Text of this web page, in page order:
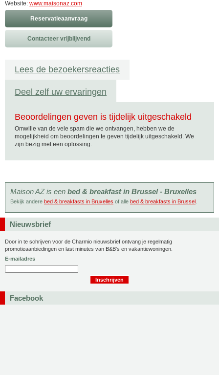
Website: www.maisonaz.com
Reservatieaanvraag
Contacteer vrijblijvend
Lees de bezoekersreacties
Deel zelf uw ervaringen
Beoordelingen geven is tijdelijk uitgeschakeld
Omwille van de vele spam die we ontvangen, hebben we de
mogelijkheid om beoordelingen te geven tijdelijk uitgeschakeld. We
zijn bezig met een oplossing.
Maison AZ is een bed & breakfast in Brussel - Bruxelles
Bekijk andere bed & breakfasts in Bruxelles of alle bed & breakfasts in Brussel
Nieuwsbrief
Door in te schrijven voor de Charmio nieuwsbrief ontvang je regelmatig
promotieaanbiedingen en last minutes van B&B's en vakantiewoningen.
E-mailadres
Facebook